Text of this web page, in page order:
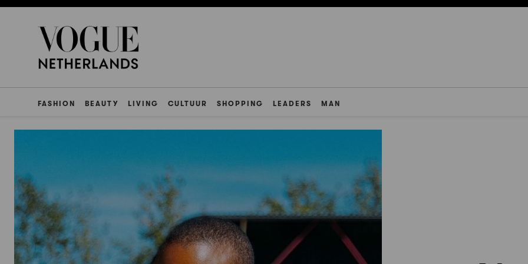
FASHION BEAUTY LIVING CULTUUR SHOPPING LEADERS MAN